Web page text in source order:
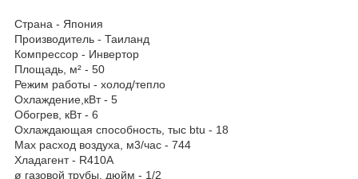
Страна - Япония
Производитель - Таиланд
Компрессор - Инвертор
Площадь, м² - 50
Режим работы - холод/тепло
Охлаждение,кВт - 5
Обогрев, кВт - 6
Охлаждающая способность, тыс btu - 18
Max расход воздуха, м3/час - 744
Хладагент - R410A
ø газовой трубы, дюйм - 1/2